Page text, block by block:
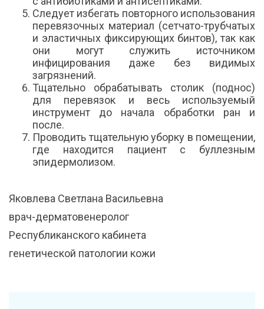
Следует избегать повторного использования
перевязочных материал (сетчато-трубчатых
и эластичных фиксирующих бинтов), так как
они могут служить источником
инфицирования даже без видимых
загрязнений.
Тщательно обрабатывать столик (поднос)
для перевязок и весь используемый
инструмент до начала обработки ран и
после.
Проводить тщательную уборку в помещении,
где находится пациент с буллезным
эпидермолизом.
Яковлева Светлана Васильевна
врач-дерматовенеролог
Республиканского кабинета
генетической патологии кожи